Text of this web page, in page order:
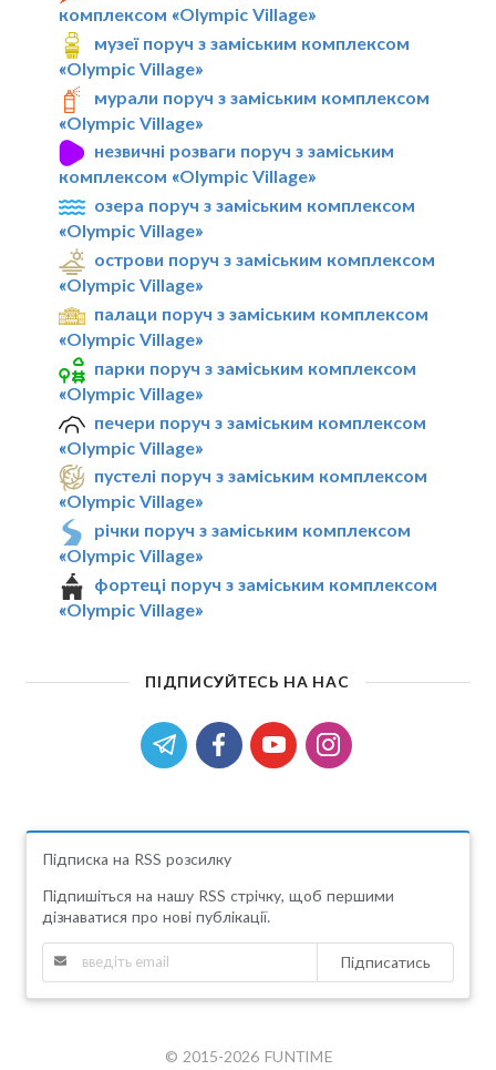
комплексом «Olympic Village»
музеї поруч з заміським комплексом
«Olympic Village»
мурали поруч з заміським комплексом
«Olympic Village»
незвичні розваги поруч з заміським
комплексом «Olympic Village»
озера поруч з заміським комплексом
«Olympic Village»
острови поруч з заміським комплексом
«Olympic Village»
палаци поруч з заміським комплексом
«Olympic Village»
парки поруч з заміським комплексом
«Olympic Village»
печери поруч з заміським комплексом
«Olympic Village»
пустелі поруч з заміським комплексом
«Olympic Village»
річки поруч з заміським комплексом
«Olympic Village»
фортеці поруч з заміським комплексом
«Olympic Village»
ПІДПИСУЙТЕСЬ НА НАС
Підписка на RSS розсилку
Підпишіться на нашу RSS стрічку, щоб першими
дізнаватися про нові публікації.
Підписатись
© 2015-2026 FUNTIME